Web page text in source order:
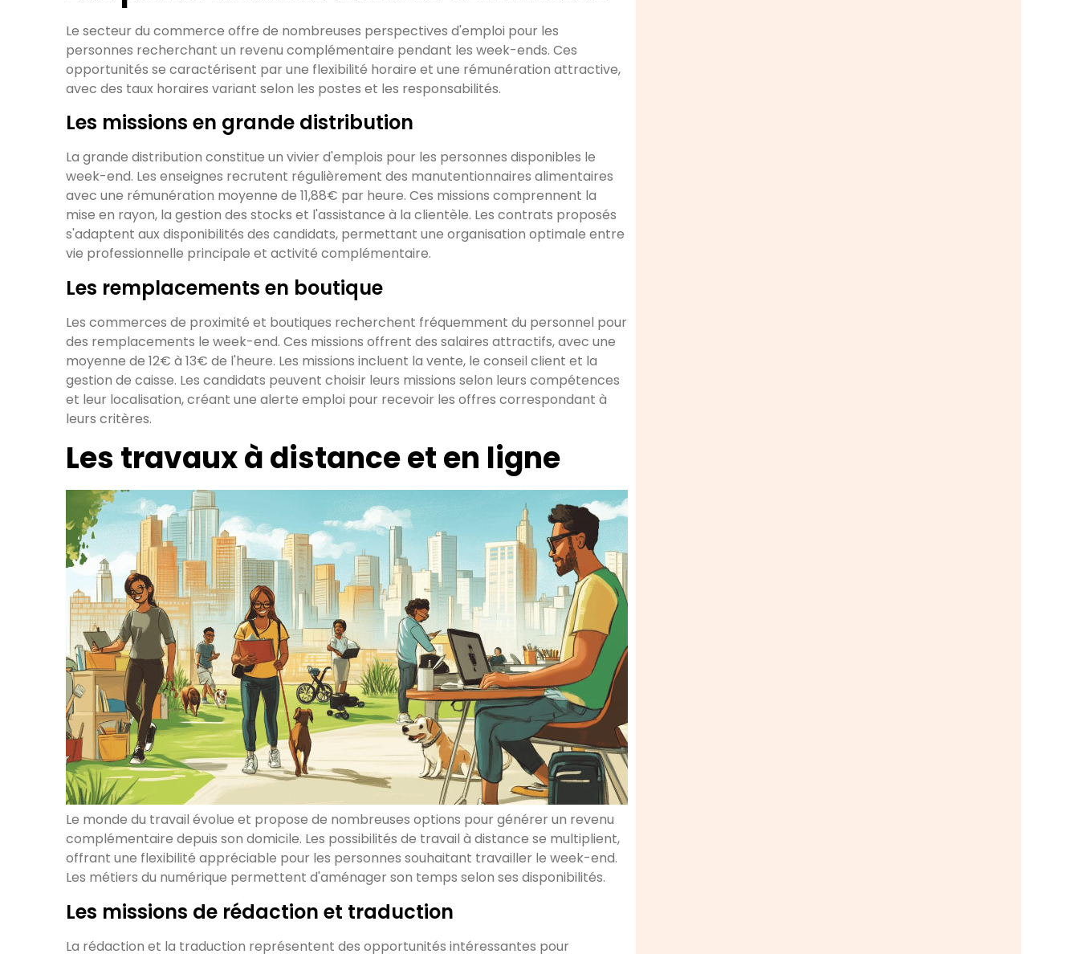
Le secteur du commerce offre de nombreuses perspectives d'emploi pour les
personnes recherchant un revenu complémentaire pendant les week-ends. Ces
opportunités se caractérisent par une flexibilité horaire et une rémunération attractive,
avec des taux horaires variant selon les postes et les responsabilités.
Les missions en grande distribution
La grande distribution constitue un vivier d'emplois pour les personnes disponibles le
week-end. Les enseignes recrutent régulièrement des manutentionnaires alimentaires
avec une rémunération moyenne de 11,88€ par heure. Ces missions comprennent la
mise en rayon, la gestion des stocks et l'assistance à la clientèle. Les contrats proposés
s'adaptent aux disponibilités des candidats, permettant une organisation optimale entre
vie professionnelle principale et activité complémentaire.
Les remplacements en boutique
Les commerces de proximité et boutiques recherchent fréquemment du personnel pour
des remplacements le week-end. Ces missions offrent des salaires attractifs, avec une
moyenne de 12€ à 13€ de l'heure. Les missions incluent la vente, le conseil client et la
gestion de caisse. Les candidats peuvent choisir leurs missions selon leurs compétences
et leur localisation, créant une alerte emploi pour recevoir les offres correspondant à
leurs critères.
Les travaux à distance et en ligne
Le monde du travail évolue et propose de nombreuses options pour générer un revenu
complémentaire depuis son domicile. Les possibilités de travail à distance se multiplient,
offrant une flexibilité appréciable pour les personnes souhaitant travailler le week-end.
Les métiers du numérique permettent d'aménager son temps selon ses disponibilités.
Les missions de rédaction et traduction
La rédaction et la traduction représentent des opportunités intéressantes pour